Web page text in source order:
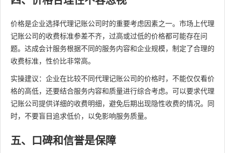
价格是企业选择代理记账公司时的重要考虑因素之一。市场上代理
记账公司的收费标准参差不齐，过高或过低的价格都可能存在问
题。达成会计服务根据不同的服务内容和企业规模，制定了合理的
收费标准，性价比非常高。
实操建议：企业在比较不同代理记账公司的价格时，不能仅仅看价
格的高低，还要结合服务内容和质量进行综合考虑。可以要求代理
记账公司提供详细的收费明细，避免后期出现隐性收费的情况。同
时，不要盲目追求低价，以免影响服务质量。
五、口碑和信誉是保障